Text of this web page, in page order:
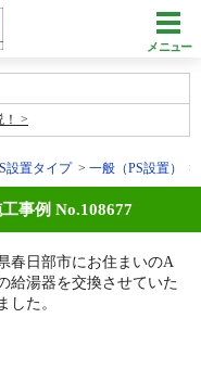
メニュー
設置タイプ 一般（PS設置）
事例 No.108677
春日部市にお住まいのA
給湯器を交換させていた
した。